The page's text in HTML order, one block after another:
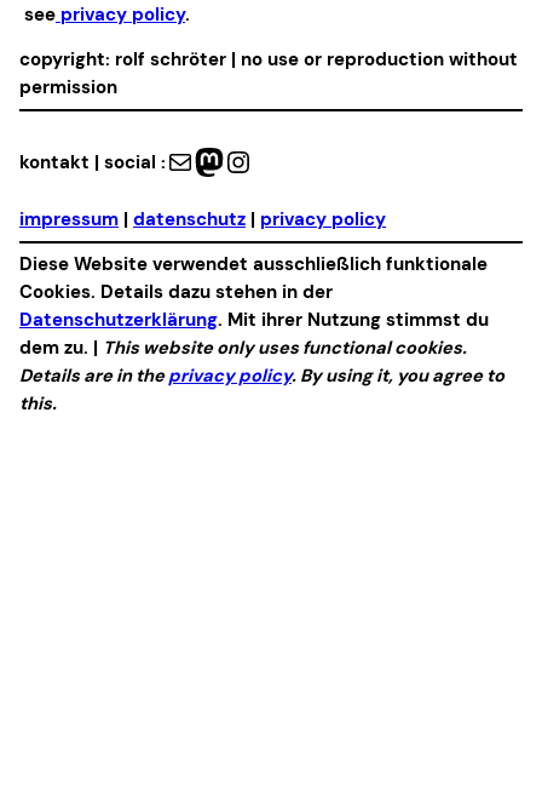
see privacy policy.
copyright: rolf schröter | no use or reproduction without
permission
kontakt | social : Mail Mastodon Instagram
impressum | datenschutz | privacy policy
Diese Website verwendet ausschließlich funktionale
Cookies. Details dazu stehen in der
Datenschutzerklärung. Mit ihrer Nutzung stimmst du
dem zu. | This website only uses functional cookies.
Details are in theprivacy policy. By using it, you agree to
this.